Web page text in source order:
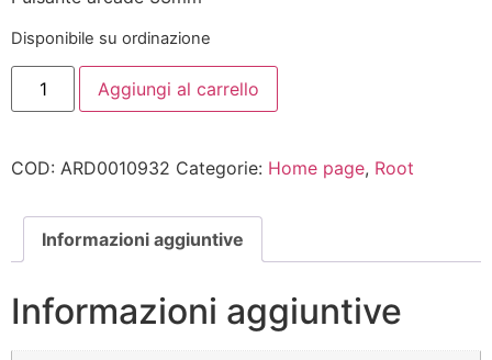
Disponibile su ordinazione
Aggiungi al carrello
COD: ARD0010932 Categorie: Home page, Root
Informazioni aggiuntive
Informazioni aggiuntive